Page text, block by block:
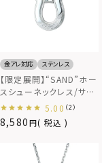
金アレ対応 ステンレス
【限定展開】“SAND”ホー
スシューネックレス/サー
ジカルステンレス
316L（金属アレルギー対
応）
5.00 （2）
8,580 税込